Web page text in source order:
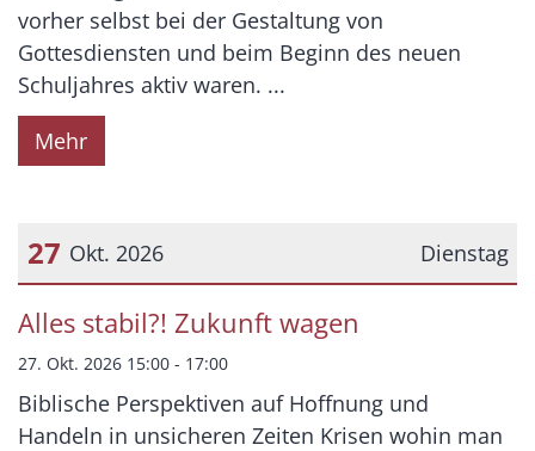
vorher selbst bei der Gestaltung von
Gottesdiensten und beim Beginn des neuen
Schuljahres aktiv waren. ...
Mehr
Dienstag
27 Okt. 2026
Datum: 27. Oktober 2026
Alles stabil?! Zukunft wagen
27. Okt. 2026 15:00 - 17:00
Biblische Perspektiven auf Hoffnung und
Handeln in unsicheren Zeiten Krisen wohin man